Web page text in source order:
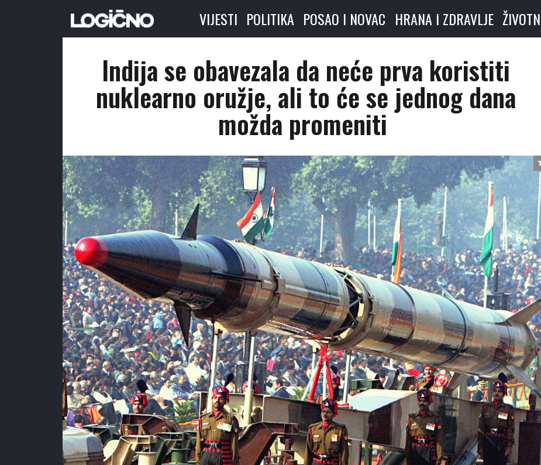
VIJESTI POLITIKA POSAO I NOVAC HRANA I ZDRAVLJE
Indija se obavezala da neće prva koristiti
nuklearno oružje, ali to će se jednog dana
možda promeniti